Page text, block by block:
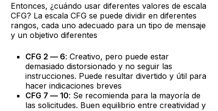
Entonces, ¿cuándo usar diferentes valores de escala
CFG? La escala CFG se puede dividir en diferentes
rangos, cada uno adecuado para un tipo de mensaje
y un objetivo diferentes
CFG 2 — 6: Creativo, pero puede estar
demasiado distorsionado y no seguir las
instrucciones. Puede resultar divertido y útil para
hacer indicaciones breves
CFG 7 — 10: Se recomienda para la mayoría de
las solicitudes. Buen equilibrio entre creatividad y